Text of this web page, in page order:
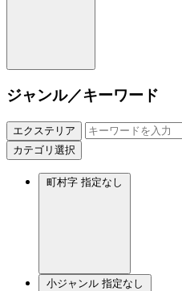
ジャンル／キーワード
エクステリア
カテゴリ選択
町村字 指定なし
小ジャンル 指定なし